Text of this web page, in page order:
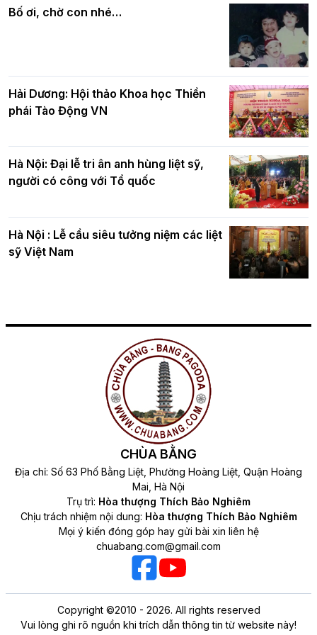
nhân mùa Phật đản PL.2570
quả
Bố ơi, chờ con nhé…
Hải Dương: Hội thảo Khoa học Thiền
phái Tào Động VN
Hà Nội: Đại lễ tri ân anh hùng liệt sỹ,
người có công với Tổ quốc
Hà Nội : Lễ cầu siêu tưởng niệm các liệt
sỹ Việt Nam
CHÙA BẰNG
Địa chỉ: Số 63 Phố Bằng Liệt, Phường Hoàng Liệt, Quận Hoàng
Mai, Hà Nội
Trụ trì: Hòa thượng Thích Bảo Nghiêm
Chịu trách nhiệm nội dung: Hòa thượng Thích Bảo Nghiêm
Mọi ý kiến đóng góp hay gửi bài xin liên hệ
chuabang.com@gmail.com
Copyright ©2010 - 2026. All rights reserved
Vui lòng ghi rõ nguồn khi trích dẫn thông tin từ website này!